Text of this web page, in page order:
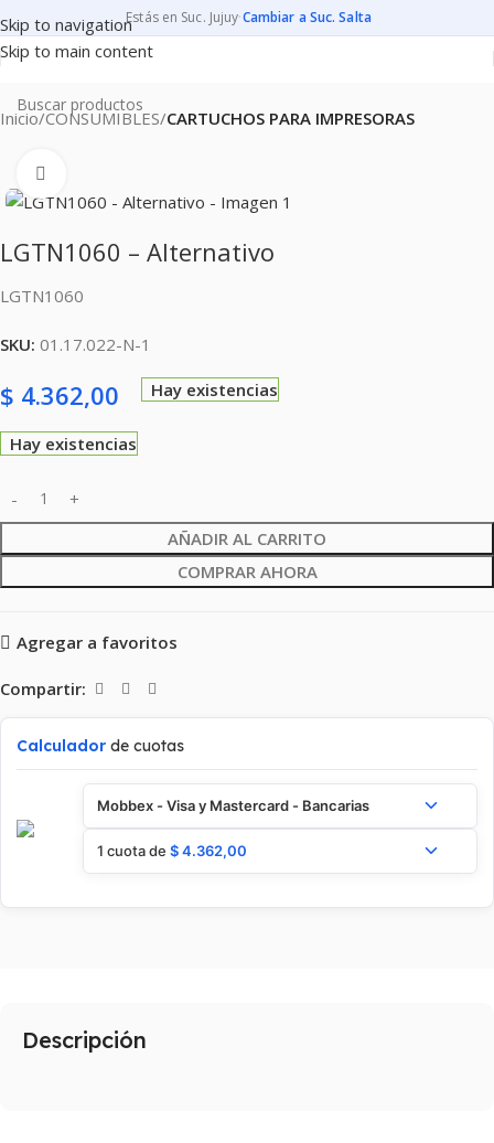
Skip to navigation
Skip to main content
Estás en Suc. Jujuy·Cambiar a Suc. Salta
Inicio CONSUMIBLES CARTUCHOS PARA IMPRESORAS
LGTN1060 – Alternativo
LGTN1060
SKU: 01.17.022-N-1
$ 4.362,00 Hay existencias
Hay existencias
AÑADIR AL CARRITO
COMPRAR AHORA
Agregar a favoritos
Compartir:
Calculador de cuotas
Mobbex - Visa y Mastercard - Bancarias
1 cuota de $4.362,00
Descripción